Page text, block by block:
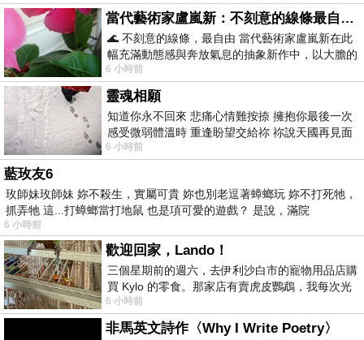
當代藝術家盧嵐新：不刻意的線條最自由，讓色彩流動、筆觸自己說話
🌊 不刻意的線條，最自由 當代藝術家盧嵐新在此
幅充滿動態感與奔放氣息的抽象新作中，以大膽的
藍色顏料在白色畫布上揮灑、壓印與流淌
6 小時前
靈魂相願
知道你永不回來 悲痛心情難按捺 擁抱你最後一次
感受微弱體溫時 重逢盼望交給祢 祢說天國再見面
此刻忍淚說別離 他日靈魂再
6 小時前
藍玫友6
玫師妹玫師妹 妳不殺生，實屬可貴 妳也別老逗著蟑螂玩 妳不打死牠，
抓弄牠 這...打蟑螂當打地鼠 也是項可愛的遊戲？ 是說，滿院
6 小時前
歡迎回家，Lando！
三個星期前的週六，去伊利沙白市的寵物用品店購
買 Kylo 的零食。那家店有賣虎皮鸚鵡，我每次光
顧都會去看一下。他們偶爾會引進 C
6 小時前
非馬英文詩作〈Why I Write Poetry〉